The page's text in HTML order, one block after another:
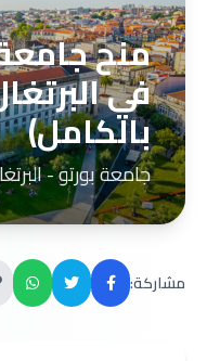
في
بالكامل)
جامعة بورتو -
مشاركة: